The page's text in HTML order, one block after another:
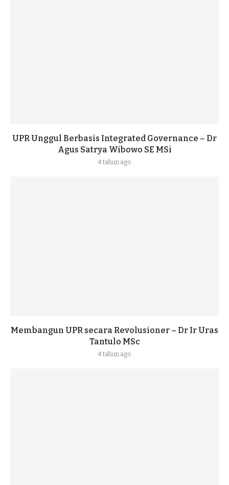
UPR Unggul Berbasis Integrated Governance – Dr
Agus Satrya Wibowo SE MSi
4 tahun ago
Membangun UPR secara Revolusioner – Dr Ir Uras
Tantulo MSc
4 tahun ago